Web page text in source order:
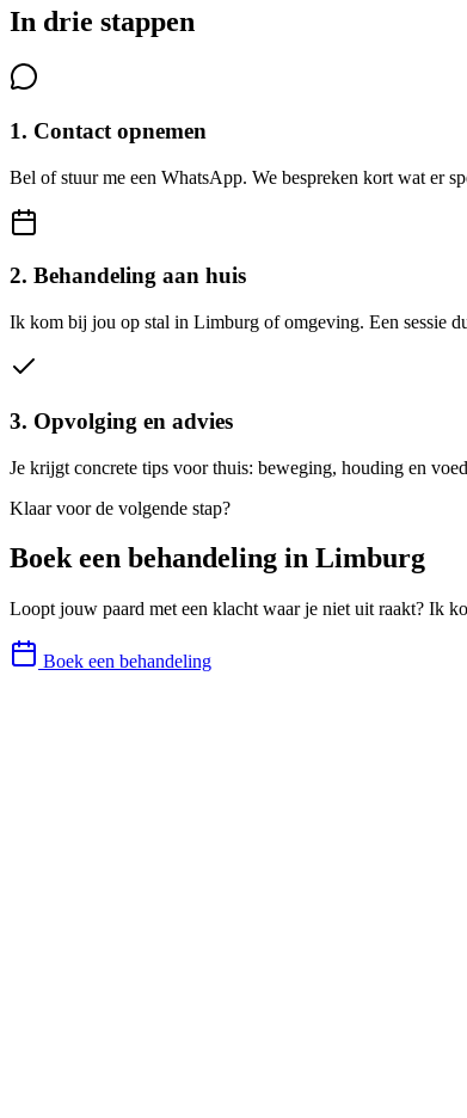
In drie stappen
1. Contact opnemen
Bel of stuur me een WhatsApp. We bespreken kort wat er
2. Behandeling aan huis
Ik kom bij jou op stal in Limburg of omgeving. Een sessie
3. Opvolging en advies
Je krijgt concrete tips voor thuis: beweging, houding en
Klaar voor de volgende stap?
Boek een behandeling in Limburg
Loopt jouw paard met een klacht waar je niet uit raakt? Ik
Boek een behandeling